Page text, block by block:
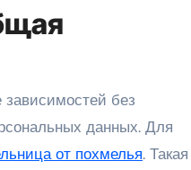
данных. Для
от похмелья. Такая